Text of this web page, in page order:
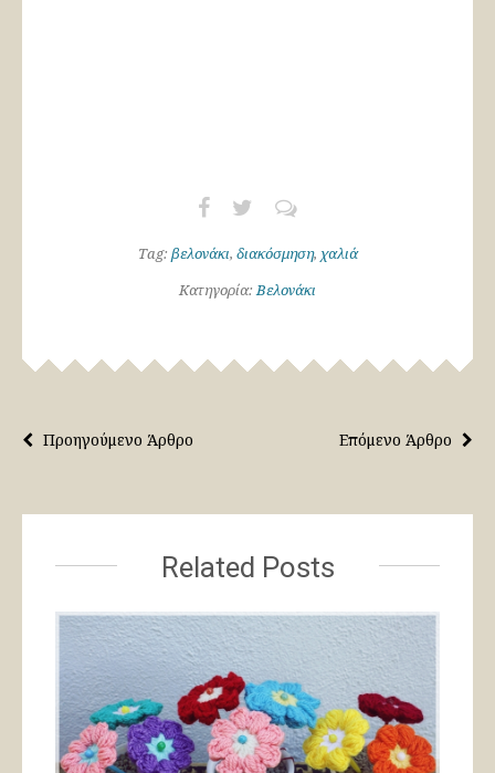
Tag: βελονάκι, διακόσμηση, χαλιά
Κατηγορία:Βελονάκι
Επόμενο Άρθρο
Προηγούμενο Άρθρο
Related Posts